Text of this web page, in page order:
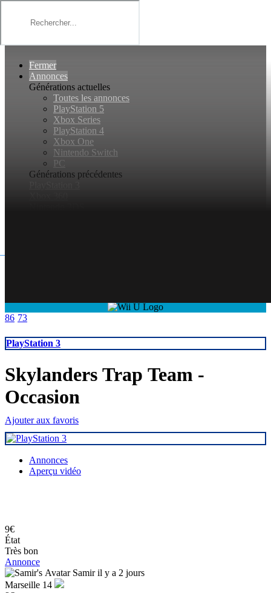
Basculer la navigation
Fermer
Annonces
Générations actuelles
Toutes les annonces
PlayStation 5
Xbox Series
PlayStation 4
Xbox One
Nintendo Switch
PC
Générations précédentes
86 73
PlayStation 3
Skylanders Trap Team -
Occasion
Ajouter aux favoris
Annonces
Aperçu vidéo
9€
État
Très bon
Annonce
Samiril y a 2 jours
Marseille 14